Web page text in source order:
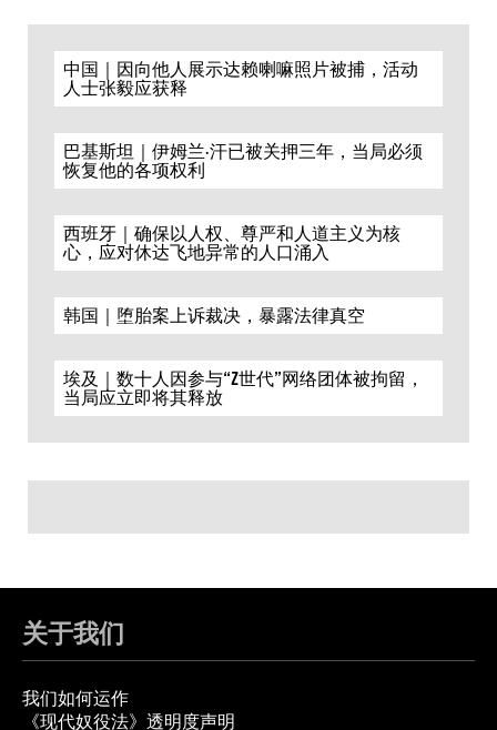
中国｜因向他人展示达赖喇嘛照片被捕，活动
人士张毅应获释
巴基斯坦｜伊姆兰·汗已被关押三年，当局必须
恢复他的各项权利
西班牙｜确保以人权、尊严和人道主义为核
心，应对休达飞地异常的人口涌入
韩国｜堕胎案上诉裁决，暴露法律真空
埃及｜数十人因参与“Z世代”网络团体被拘留，
当局应立即将其释放
关于我们
我们如何运作
《现代奴役法》透明度声明